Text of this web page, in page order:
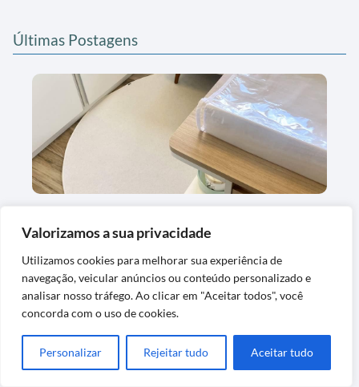
Valorizamos a sua privacidade
Utilizamos cookies para melhorar sua experiência de
navegação, veicular anúncios ou conteúdo personalizado e
analisar nosso tráfego. Ao clicar em "Aceitar todos", você
concorda com o uso de cookies.
Personalizar Rejeitar tudo Aceitar tudo
Últimas Postagens
Antiderrapante